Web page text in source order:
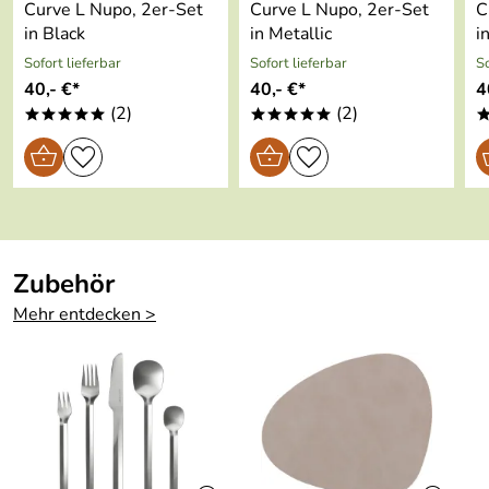
Curve L Nupo, 2er-Set
in Black
Sofort lieferbar
40,- €*
***** (2)
Curve L Nupo, 2er-Set
in Metallic
Sofort lieferbar
40,- €*
***** (2)
Zubehör
Mehr entdecken >